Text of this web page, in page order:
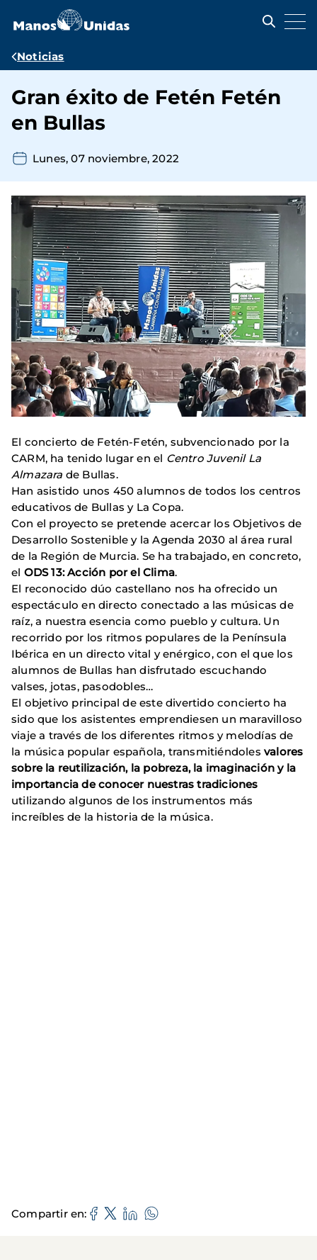
contenido
Ruta
navegación
Noticias
Gran éxito de Fetén Fetén
en Bullas
Lunes, 07 noviembre, 2022
El concierto de Fetén-Fetén, subvencionado por la
CARM, ha tenido lugar en el Centro Juvenil La
Almazara de Bullas.
Han asistido unos 450 alumnos de todos los centros
educativos de Bullas y La Copa.
Con el proyecto se pretende acercar los Objetivos de
Desarrollo Sostenible y la Agenda 2030 al área rural
de la Región de Murcia. Se ha trabajado, en concreto,
el ODS 13: Acción por el Clima.
El reconocido dúo castellano nos ha ofrecido un
espectáculo en directo conectado a las músicas de
raíz, a nuestra esencia como pueblo y cultura. Un
recorrido por los ritmos populares de la Península
Ibérica en un directo vital y enérgico, con el que los
alumnos de Bullas han disfrutado escuchando
valses, jotas, pasodobles…
El objetivo principal de este divertido concierto ha
sido que los asistentes emprendiesen un maravilloso
viaje a través de los diferentes ritmos y melodías de
la música popular española, transmitiéndolesvalores
sobre la reutilización, la pobreza, la imaginación y la
importancia de conocer nuestras tradiciones
utilizando algunos de los instrumentos más
increíbles de la historia de la música.
Compartir en